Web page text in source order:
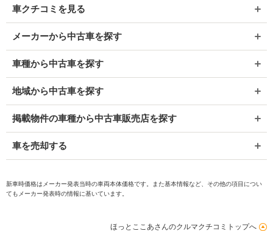
車クチコミを見る
メーカーから中古車を探す
車種から中古車を探す
地域から中古車を探す
掲載物件の車種から中古車販売店を探す
車を売却する
新車時価格はメーカー発表当時の車両本体価格です。また基本情報など、その他の項目につい
てもメーカー発表時の情報に基いています。
ほっとここあさんのクルマクチコミトップへ